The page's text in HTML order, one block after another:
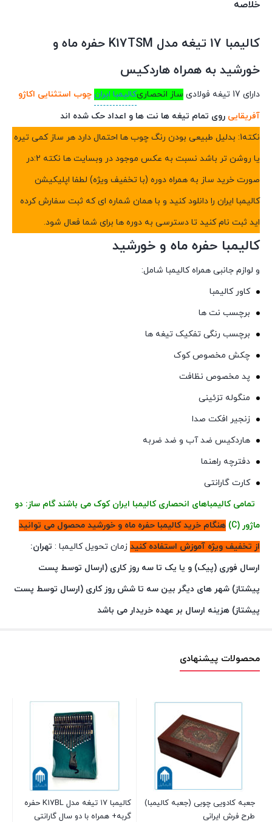
خلاصه
کالیمبا 17 تیغه مدل K17TSM حفره ماه و
خورشید به همراه هاردکیس
دارای 17 تیغه فولادی ساز انحصاریکالیمبا ایران چوب استثنایی اکاژو
آفریقایی روی تمام تیغه ها نت ها و اعداد حک شده اند
نکته1: بدلیل طبیعی بودن رنگ چوب ها احتمال دارد هر ساز کمی تیره
یا روشن تر باشد نسبت به عکس موجود در وبسایت ها نکته 2:در
صورت خرید ساز به همراه دوره (با تخفیف ویژه) لطفا اپلیکیشن
کالیمبا ایران را دانلود کنید و با همان شماره ای که ثبت سفارش کرده
اید ثبت نام کنید تا دسترسی به دوره ها برای شما فعال شود.
کالیمبا حفره ماه و خورشید‎
و لوازم جانبی همراه کالیمبا شامل:
کاور کالیمبا
برچسب نت ها
برچسب رنگی تفکیک تیغه ها
چکش مخصوص کوک
پد مخصوص نظافت
منگوله تزئینی
زنجیر افکت صدا
هاردکیس ضد آب و ضد ضربه
دفترچه راهنما
کارت گارانتی
تمامی کالیمباهای انحصاری کالیمبا ایران کوک می باشند گام ساز: دو
ماژور (C)
هنگام خرید کالیمبا حفره ماه و خورشید محصول می توانید
از تخفیف ویژه آموزش استفاده کنید زمان تحویل کالیمبا : تهران:
ارسال فوری (پیک) و یا یک تا سه روز کاری (ارسال توسط پست
پیشتاز) شهر های دیگر بین سه تا شش روز کاری (ارسال توسط پست
پیشتاز) هزینه ارسال بر عهده خریدار می باشد
محصولات پیشنهادی
جعبه کادویی چوبی (جعبه کالیمبا)
طرح فرش ایرانی
کالیمبا ۱۷ تیغه مدل K17BL حفره
گربه+ همراه با دو سال گارانتی